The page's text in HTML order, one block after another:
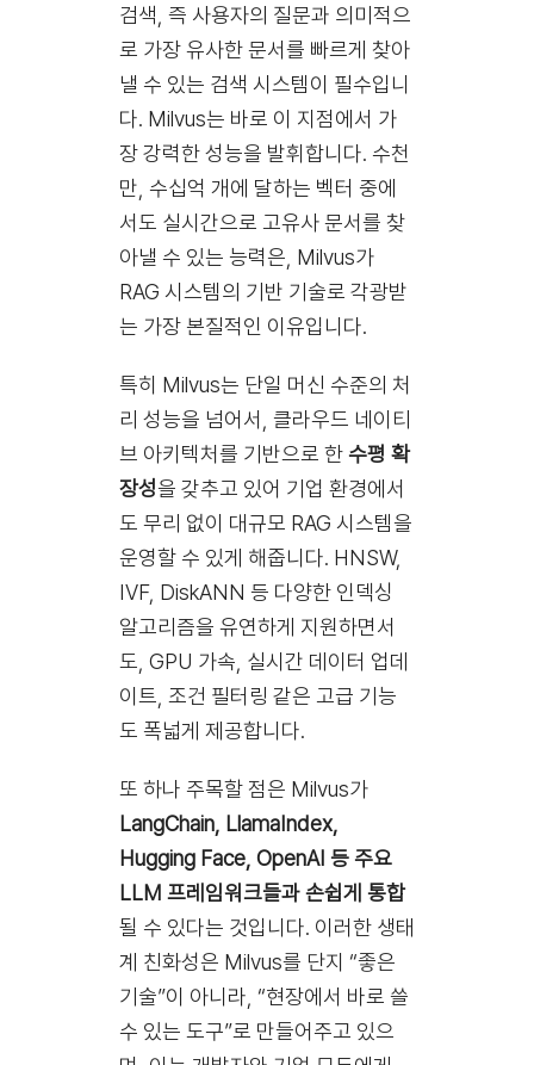
검색, 즉 사용자의 질문과 의미적으
로 가장 유사한 문서를 빠르게 찾아
낼 수 있는 검색 시스템이 필수입니
다. Milvus는 바로 이 지점에서 가
장 강력한 성능을 발휘합니다. 수천
만, 수십억 개에 달하는 벡터 중에
서도 실시간으로 고유사 문서를 찾
아낼 수 있는 능력은, Milvus가
RAG 시스템의 기반 기술로 각광받
는 가장 본질적인 이유입니다.
특히 Milvus는 단일 머신 수준의 처
리 성능을 넘어서, 클라우드 네이티
브 아키텍처를 기반으로 한수평 확
장성을 갖추고 있어 기업 환경에서
도 무리 없이 대규모 RAG 시스템을
운영할 수 있게 해줍니다. HNSW,
IVF, DiskANN 등 다양한 인덱싱
알고리즘을 유연하게 지원하면서
도, GPU 가속, 실시간 데이터 업데
이트, 조건 필터링 같은 고급 기능
도 폭넓게 제공합니다.
또 하나 주목할 점은 Milvus가
LangChain, LlamaIndex,
Hugging Face, OpenAI 등 주요
LLM 프레임워크들과 손쉽게 통합
될 수 있다는 것입니다. 이러한 생태
계 친화성은 Milvus를 단지 “좋은
기술”이 아니라, “현장에서 바로 쓸
수 있는 도구”로 만들어주고 있으